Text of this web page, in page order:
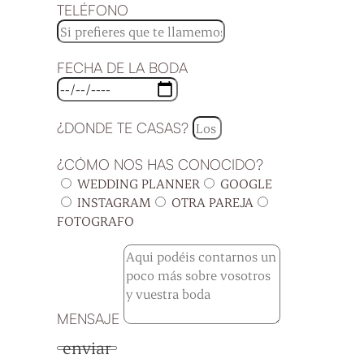
TELÉFONO
FECHA DE LA BODA
¿DONDE TE CASAS?
¿CÓMO NOS HAS CONOCIDO?
WEDDING PLANNER
GOOGLE
INSTAGRAM
OTRA PAREJA
FOTOGRAFO
MENSAJE
enviar